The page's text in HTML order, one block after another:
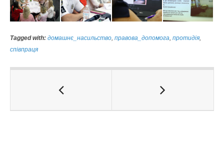
Tagged with: домашнє_насильство, правова_допомога, протидія,
співпраця